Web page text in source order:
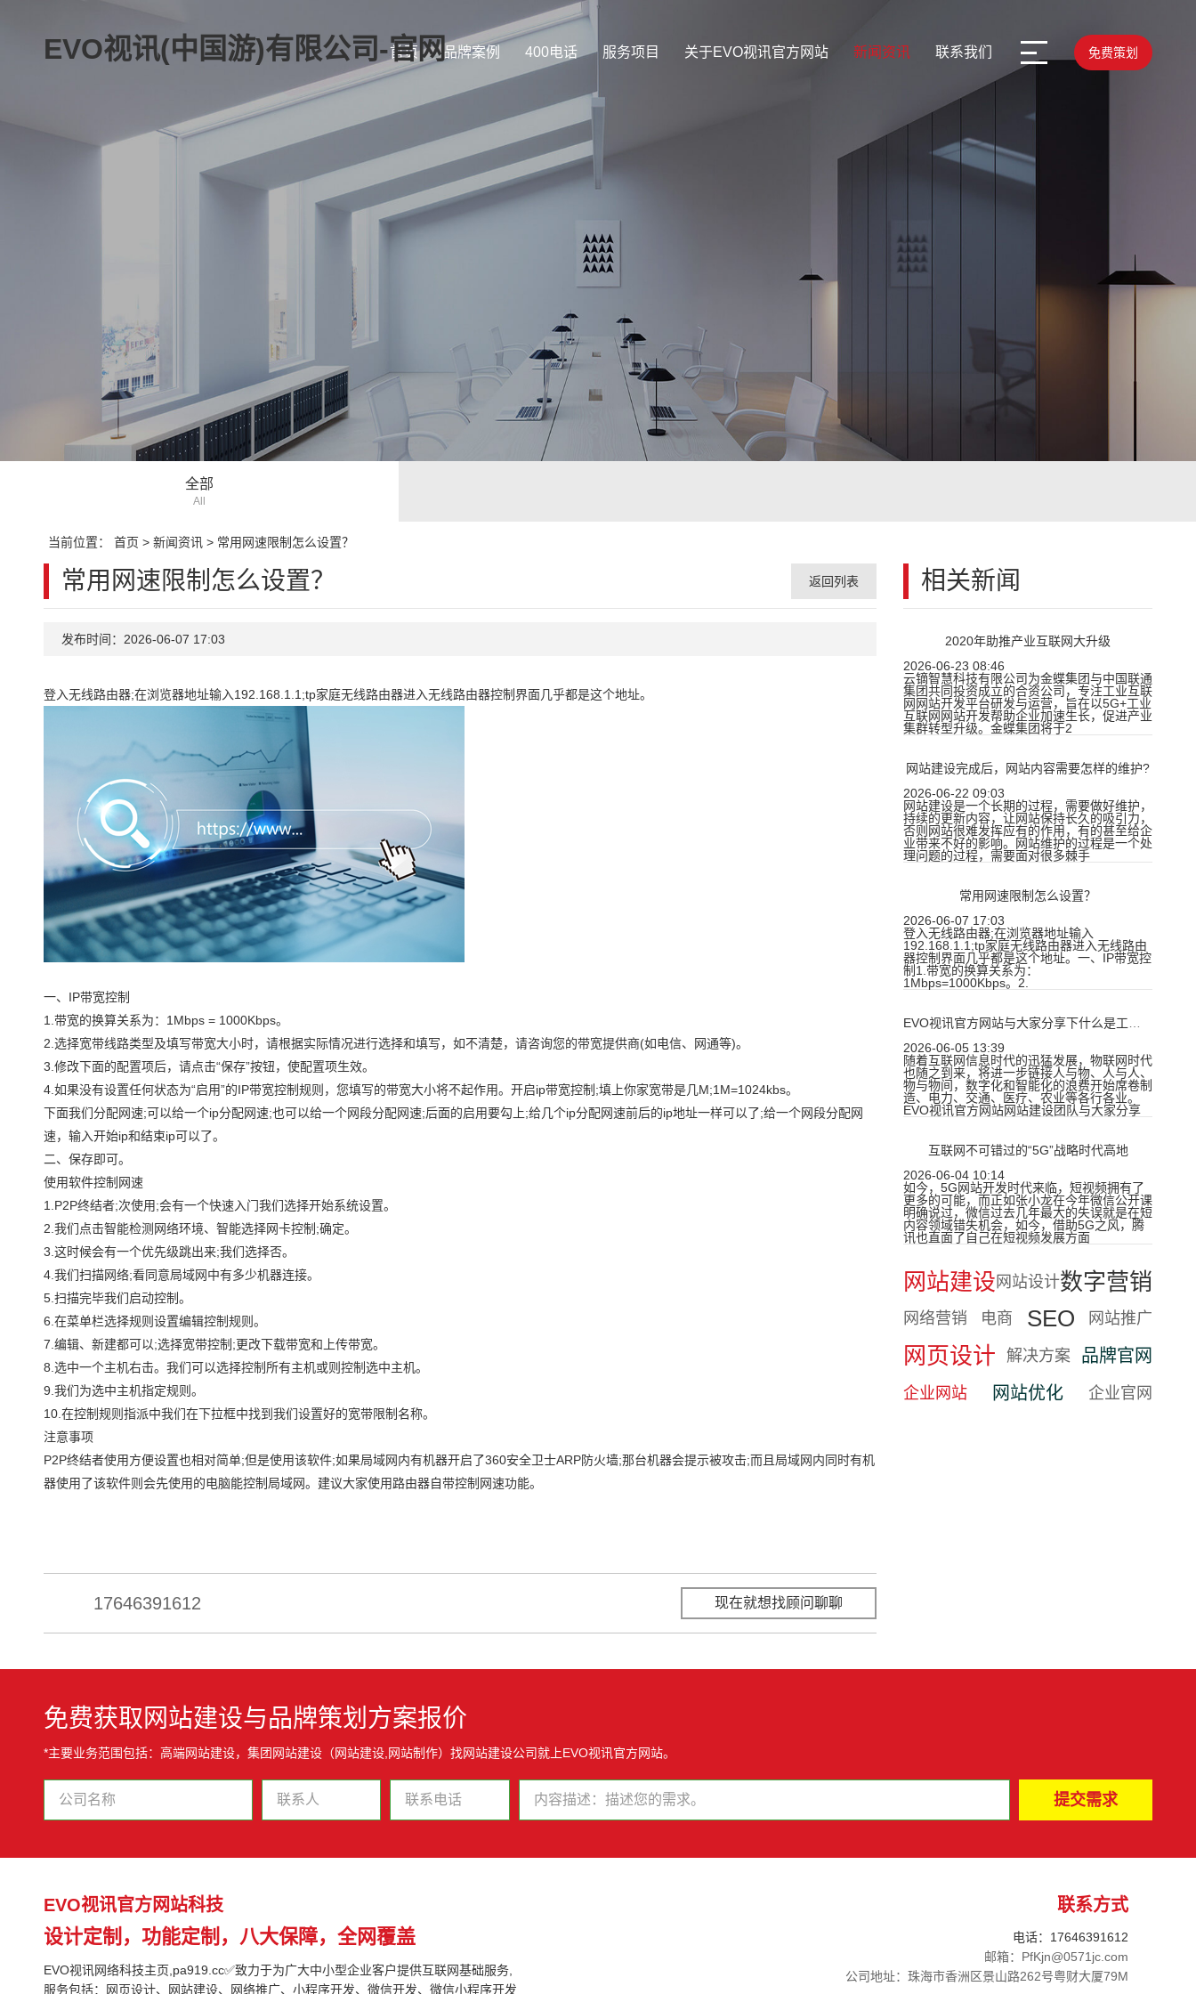
EVO视讯(中国游)有限公司-官网
首页 品牌案例 400电话 服务项目 关于EVO视讯官方网站 新闻资讯 联系我们 免费策划
全部
All
当前位置： 首页 > 新闻资讯> 常用网速限制怎么设置？
相关新闻
2020年助推产业互联网大升级
2026-06-23 08:46
云镝智慧科技有限公司为金蝶集团与中国联通
集团共同投资成立的合资公司，专注工业互联
网网站开发平台研发与运营，旨在以5G+工业
互联网网站开发帮助企业加速生长，促进产业
集群转型升级。金蝶集团将于2
网站建设完成后，网站内容需要怎样的维护?
2026-06-22 09:03
网站建设是一个长期的过程，需要做好维护，
持续的更新内容，让网站保持长久的吸引力，
否则网站很难发挥应有的作用，有的甚至给企
业带来不好的影响。网站维护的过程是一个处
理问题的过程，需要面对很多棘手
常用网速限制怎么设置？
2026-06-07 17:03
登入无线路由器;在浏览器地址输入
192.168.1.1;tp家庭无线路由器进入无线路由
器控制界面几乎都是这个地址。一、IP带宽控
制1.带宽的换算关系为：
1Mbps=1000Kbps。2.
2026-06-05 13:39
随着互联网信息时代的迅猛发展，物联网时代
也随之到来，将进一步链接人与物、人与人、
物与物间，数字化和智能化的浪费开始席卷制
造、电力、交通、医疗、农业等各行各业。
EVO视讯官方网站网站建设团队与大家分享
互联网不可错过的“5G”战略时代高地
2026-06-04 10:14
如今，5G网站开发时代来临，短视频拥有了
更多的可能，而正如张小龙在今年微信公开课
明确说过，微信过去几年最大的失误就是在短
内容领域错失机会，如今，借助5G之风，腾
讯也直面了自己在短视频发展方面
网站建设 网站设计数字营销
网络营销 电商 SEO 网站推广
网页设计 解决方案 品牌官网
企业网站 网站优化 企业官网
常用网速限制怎么设置？ 返回列表
发布时间：2026-06-07 17:03
登入无线路由器;在浏览器地址输入192.168.1.1;tp家庭无线路由器进入无线路由器控制界面几乎都是这个地址。
一、IP带宽控制
1.带宽的换算关系为：1Mbps = 1000Kbps。
2.选择宽带线路类型及填写带宽大小时，请根据实际情况进行选择和填写，如不清楚，请咨询您的带宽提供商(如电信、网通等)。
3.修改下面的配置项后，请点击“保存”按钮，使配置项生效。
4.如果没有设置任何状态为“启用”的IP带宽控制规则，您填写的带宽大小将不起作用。开启ip带宽控制;填上你家宽带是几M;1M=1024kbs。
下面我们分配网速;可以给一个ip分配网速;也可以给一个网段分配网速;后面的启用要勾上;给几个ip分配网速前后的ip地址一样可以了;给一个网段分配网
速，输入开始ip和结束ip可以了。
二、保存即可。
使用软件控制网速
1.P2P终结者;次使用;会有一个快速入门我们选择开始系统设置。
2.我们点击智能检测网络环境、智能选择网卡控制;确定。
3.这时候会有一个优先级跳出来;我们选择否。
4.我们扫描网络;看同意局域网中有多少机器连接。
5.扫描完毕我们启动控制。
6.在菜单栏选择规则设置编辑控制规则。
7.编辑、新建都可以;选择宽带控制;更改下载带宽和上传带宽。
8.选中一个主机右击。我们可以选择控制所有主机或则控制选中主机。
9.我们为选中主机指定规则。
10.在控制规则指派中我们在下拉框中找到我们设置好的宽带限制名称。
注意事项
P2P终结者使用方便设置也相对简单;但是使用该软件;如果局域网内有机器开启了360安全卫士ARP防火墙;那台机器会提示被攻击;而且局域网内同时有机
器使用了该软件则会先使用的电脑能控制局域网。建议大家使用路由器自带控制网速功能。
17646391612 现在就想找顾问聊聊
免费获取网站建设与品牌策划方案报价
*主要业务范围包括：高端网站建设，集团网站建设（网站建设,网站制作）找网站建设公司就上EVO视讯官方网站。
EVO视讯官方网站科技
设计定制，功能定制，八大保障，全网覆盖
EVO视讯网络科技主页,pa919.cc✅致力于为广大中小型企业客户提供互联网基础服务,
服务包括：网页设计、网站建设、网络推广、小程序开发、微信开发、微信小程序开发
联系方式
电话：17646391612
邮箱：PfKjn@0571jc.com
公司地址：珠海市香洲区景山路262号粤财大厦79M